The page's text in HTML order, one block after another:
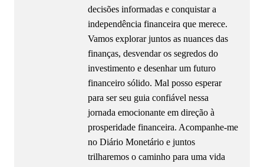
decisões informadas e conquistar a
independência financeira que merece.
Vamos explorar juntos as nuances das
finanças, desvendar os segredos do
investimento e desenhar um futuro
financeiro sólido. Mal posso esperar
para ser seu guia confiável nessa
jornada emocionante em direção à
prosperidade financeira. Acompanhe-me
no Diário Monetário e juntos
trilharemos o caminho para uma vida